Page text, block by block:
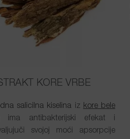
KORE VRBE
salicilna kiselina iz kore bele
ima antibakterijski efekat i
svojoj moći apsorpcije